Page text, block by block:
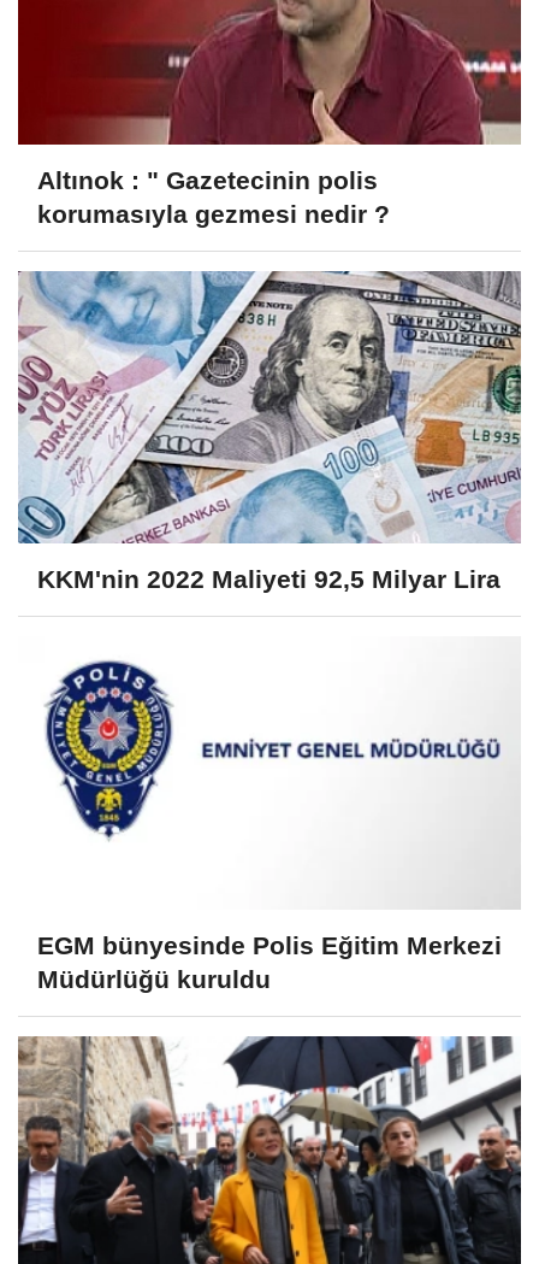
Altınok : " Gazetecinin polis
korumasıyla gezmesi nedir ?
KKM'nin 2022 Maliyeti 92,5 Milyar Lira
EGM bünyesinde Polis Eğitim Merkezi
Müdürlüğü kuruldu